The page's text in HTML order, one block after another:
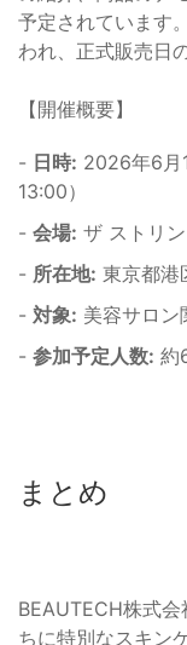
予定されています
われ、正式販売日
【開催概要】
- 日時: 2026年6月
13:00）
- 会場: ザ ストリ
- 所在地: 東京都
- 対象: 美容サロン
- 参加予定人数: 約
まとめ
BEAUTECH株式
ちに特別なスキン